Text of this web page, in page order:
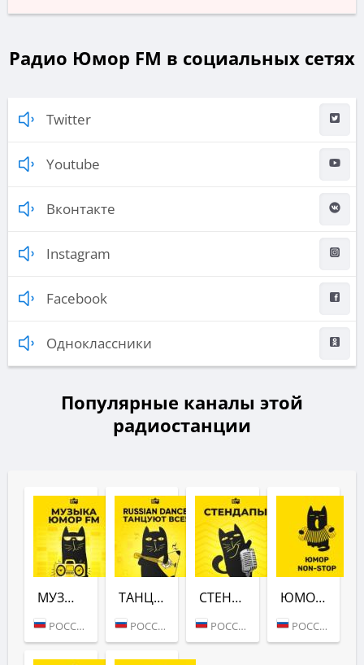
Радио Юмор FM в социальных сетях
Twitter
Youtube
Вконтакте
Instagram
Facebook
Одноклассники
Популярные каналы этой
радиостанции
МУЗЫКА (ЮМОР FM)
РОССИЯ (МОСКВА)
ТАНЦУЮТ ВСЕ! (ЮМОР FM)
РОССИЯ (МОСКВА)
СТЕНДАПЫ (ЮМОР FM)
РОССИЯ (МОСКВА)
ЮМОР NON-STOP (ЮМОР FM)
РОССИЯ (МОСКВА)